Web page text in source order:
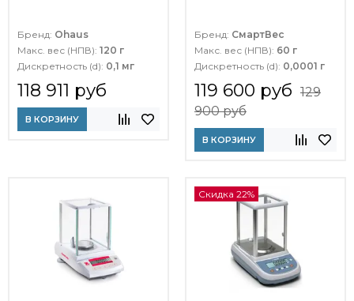
Бренд: Ohaus
Макс. вес (НПВ): 120 г
Дискретность (d): 0,1 мг
118 911 руб
В КОРЗИНУ
Бренд: СмартВес
Макс. вес (НПВ): 60 г
Дискретность (d): 0,0001 г
119 600 руб 129
900 руб
В КОРЗИНУ
Скидка 22%